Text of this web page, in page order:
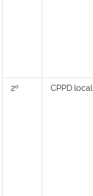
2º CPPD local